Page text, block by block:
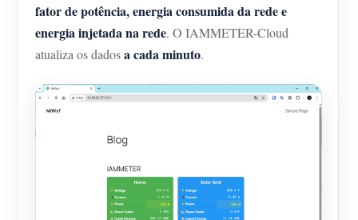
fator de potência, energia consumida da rede e
energia injetada na rede. O IAMMETER-Cloud
atualiza os dadosa cada minuto.